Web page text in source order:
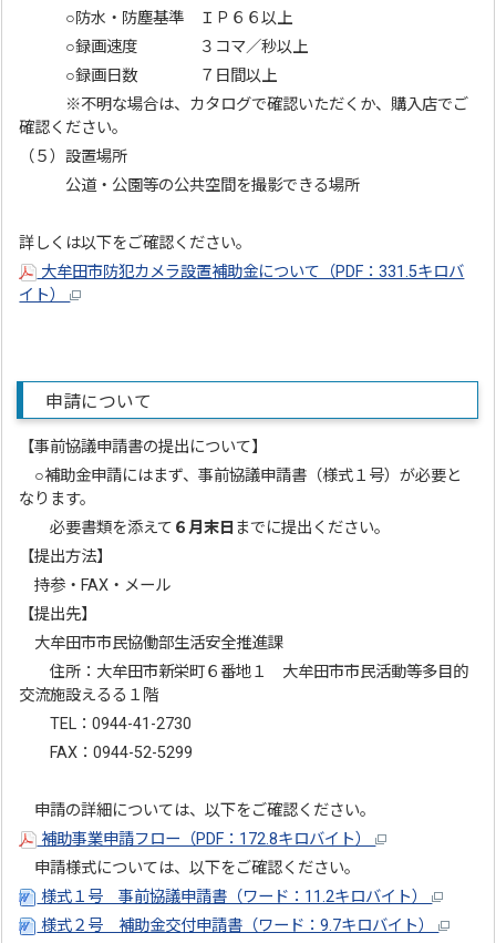
○防水・防塵基準 ＩＰ６６以上
○録画速度 ３コマ／秒以上
○録画日数 ７日間以上
※不明な場合は、カタログで確認いただくか、購入店でご
確認ください。
（５）設置場所
公道・公園等の公共空間を撮影できる場所
詳しくは以下をご確認ください。
大牟田市防犯カメラ設置補助金について（PDF：331.5キロバ
イト）
申請について
【事前協議申請書の提出について】
○補助金申請にはまず、事前協議申請書（様式１号）が必要と
なります。
必要書類を添えて ６月末日 までに提出ください。
【提出方法】
持参・FAX・メール
【提出先】
大牟田市市民協働部生活安全推進課
住所：大牟田市新栄町６番地１ 大牟田市市民活動等多目的
交流施設えるる１階
TEL：0944-41-2730
FAX：0944-52-5299
申請の詳細については、以下をご確認ください。
補助事業申請フロー（PDF：172.8キロバイト）
申請様式については、以下をご確認ください。
様式１号 事前協議申請書（ワード：11.2キロバイト）
様式２号 補助金交付申請書（ワード：9.7キロバイト）